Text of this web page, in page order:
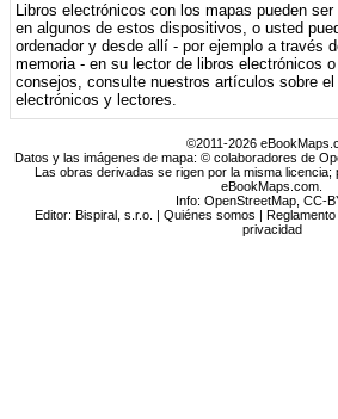
Libros electrónicos con los mapas pueden
en algunos de estos dispositivos, o usted
ordenador y desde allí - por ejemplo a través
memoria - en su lector de libros electrónicos
consejos, consulte nuestros artículos sobre
electrónicos y lectores.
©2011-2026
Datos y las imágenes de mapa: © colaboradores de
Las obras derivadas se rigen por la misma licencia;
eBookMaps.com.
Info:OpenStreetMap ,CC-
Editor: Bispiral, s.r.o. | Quiénes somos |
privacidad